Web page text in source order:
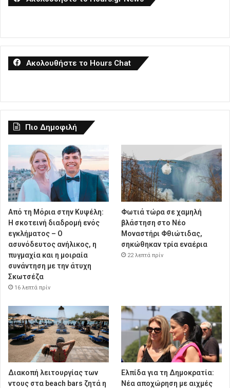
Ακολουθήστε το Hours Chat
Πιο Δημοφιλή
Από τη Μόρια στην Κυψέλη:
Η σκοτεινή διαδρομή ενός
εγκλήματος – Ο
ασυνόδευτος ανήλικος, η
πυγμαχία και η μοιραία
συνάντηση με την άτυχη
Σκωτσέζα
16 λεπτά πρίν
Φωτιά τώρα σε χαμηλή
βλάστηση στο Νέο
Μοναστήρι Φθιώτιδας,
σηκώθηκαν τρία εναέρια
22 λεπτά πρίν
Διακοπή λειτουργίας των
ντους στα beach bars ζητά η
Ελπίδα για τη Δημοκρατία:
Νέα αποχώρηση με αιχμές